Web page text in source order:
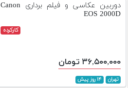
دوربین عکاسی و فیلم برداری Canon
EOS 2000D
کارکرده
۳۶,۵۰۰,۰۰۰ تومان
تهران ۱۴ روز پیش